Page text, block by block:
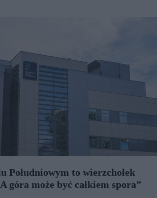
Południowym to wierzchołek
góra może być całkiem spora”